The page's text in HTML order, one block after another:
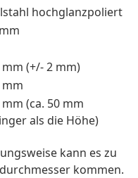
hochglanzpoliert
mm (+/- 2 mm)
mm
(ca. 50 mm
als die Höhe)
kann es zu
kommen.